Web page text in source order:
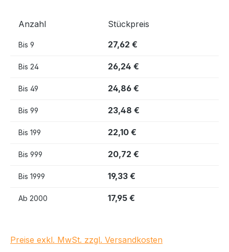
Anzahl Stückpreis
Bis 9 27,62 €
Bis 24 26,24 €
Bis 49 24,86 €
Bis 99 23,48 €
Bis 199 22,10 €
Bis 999 20,72 €
Bis 1999 19,33 €
Ab 2000 17,95 €
Preise exkl. MwSt. zzgl. Versandkosten